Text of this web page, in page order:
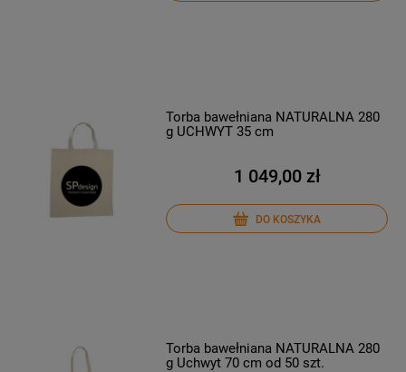
Torba bawełniana NATURALNA 280
g UCHWYT 35 cm
1 049,00 zł
DO KOSZYKA
Torba bawełniana NATURALNA 280
g Uchwyt 70 cm od 50 szt.